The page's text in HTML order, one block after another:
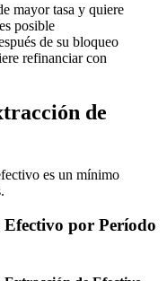
mayor tasa y quiere
posible
de su bloqueo
refinanciar con
de
es un mínimo
por Período